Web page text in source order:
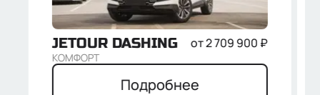
JETOUR DASHING от2 709 900₽
КОМФОРТ
Подробнее